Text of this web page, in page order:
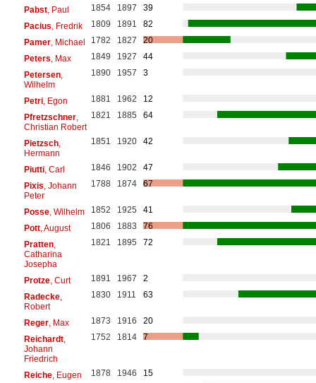
Pabst, Paul 1854 1897
39
Pacius , Fredrik 1809 1891
82
Pamer, Michael 1782 1827
20
Peters , Max 1849 1927
44
Petersen,
Wilhelm
1890 1957 3
Petri, Egon 1881 1962
12
Pfretzschner,
Christian Robert
1821 1885 64
Pietzsch,
Hermann
1851 1920 42
Piutti, Carl 1846 1902
47
Pixis , Johann
Peter
1788 1874 67
Posse, Wilhelm 1852 1925
41
Pott, August 1806 1883
76
Pratten,
Catharina
Josepha
1821 1895 72
Protze, Curt 1891 1967
2
Radecke,
Robert
1830 1911 63
Reger, Max 1873 1916
20
Reichardt,
Johann
Friedrich
1752 1814 7
Reiche, Eugen 1878 1946
15